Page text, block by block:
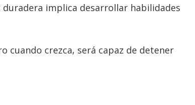
implica desarrollar habilidades
cuando crezca, será capaz de detener